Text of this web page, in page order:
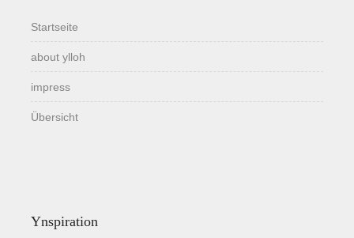
Startseite
about ylloh
impress
Übersicht
Ynspiration